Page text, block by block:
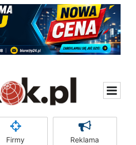
Firmy Reklama